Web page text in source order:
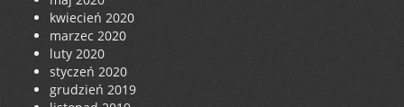
kwiecień 2020
marzec 2020
luty 2020
styczeń 2020
grudzień 2019